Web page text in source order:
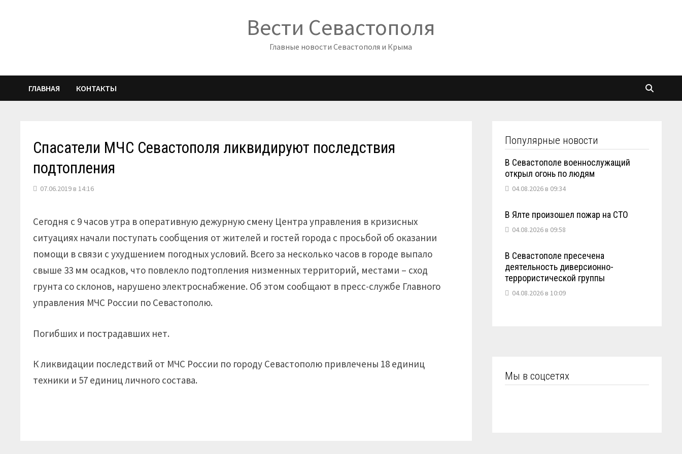
Вести Севастополя
Главные новости Севастополя и Крыма
ГЛАВНАЯ КОНТАКТЫ
Спасатели МЧС Севастополя ликвидируют последствия
подтопления
07.06.2019 в 14:16
Сегодня с 9 часов утра в оперативную дежурную смену Центра управления в кризисных
ситуациях начали поступать сообщения от жителей и гостей города с просьбой об оказании
помощи в связи с ухудшением погодных условий. Всего за несколько часов в городе выпало
свыше 33 мм осадков, что повлекло подтопления низменных территорий, местами – сход
грунта со склонов, нарушено электроснабжение. Об этом сообщают в пресс-службе Главного
управления МЧС России по Севастополю.
Погибших и пострадавших нет.
К ликвидации последствий от МЧС России по городу Севастополю привлечены 18 единиц
техники и 57 единиц личного состава.
Популярные новости
В Севастополе военнослужащий
открыл огонь по людям
04.08.2026 в 09:34
В Ялте произошел пожар на СТО
04.08.2026 в 09:58
В Севастополе пресечена
деятельность диверсионно-
террористической группы
04.08.2026 в 10:09
Мы в соцсетях